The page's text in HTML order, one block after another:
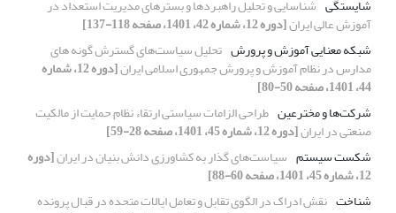
شایستگی شناسایی و تحلیل راهبردها و بسترهای مدیریت استعداد در
آموزش عالی ایران[دوره 12، شماره 42، 1401، صفحه 118-137]
شبکه معنایی آموزش و پرورش تحلیل سیاست‌های‌ گسترش گونه های
مدارس در نظام آموزش و پرورش جمهوری اسلامی ایران [دوره 12، شماره
44، 1401، صفحه 50-80]
شرکت‌ها و مخترعین طراحی الزامات سیاستی ارتقاء نظام حمایت از مالکیت
صنعتی در ایران[دوره 12، شماره 45، 1401، صفحه 28-59]
شکست‌ سیستم سیاست‌های گذار به کشاورزی دانش بنیان در ایران[دوره
12، شماره 45، 1401، صفحه 60-88]
شناخت نقش ادراک در الگوی تقابل و تعامل ایالات متحده در قبال پرونده